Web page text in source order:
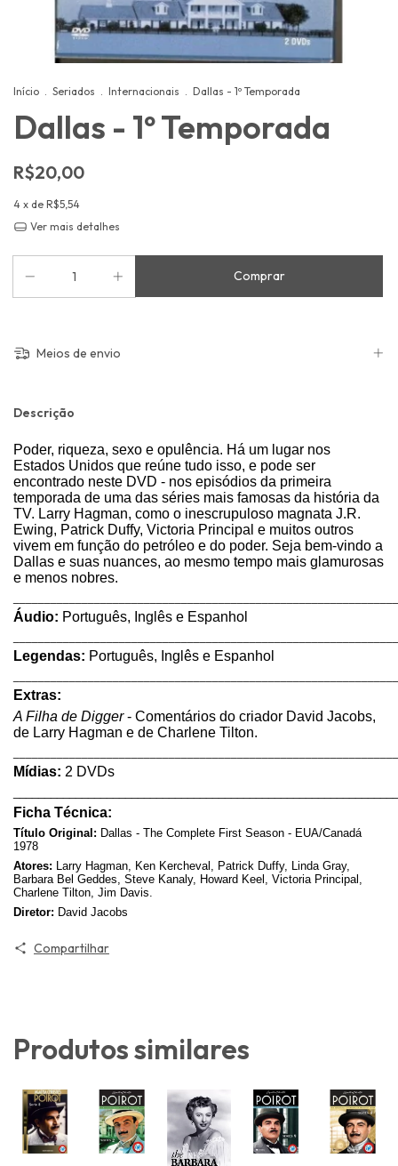
Início . Seriados . Internacionais . Dallas - 1º Temporada
Dallas - 1º Temporada
R$20,00
4 x de R$5,54
Ver mais detalhes
Meios de envio
Descrição
Poder, riqueza, sexo e opulência. Há um lugar nos
Estados Unidos que reúne tudo isso, e pode ser
encontrado neste DVD - nos episódios da primeira
temporada de uma das séries mais famosas da história da
TV. Larry Hagman, como o inescrupuloso magnata J.R.
Ewing, Patrick Duffy, Victoria Principal e muitos outros
vivem em função do petróleo e do poder. Seja bem-vindo a
Dallas e suas nuances, ao mesmo tempo mais glamurosas
e menos nobres.
Áudio: Português, Inglês e Espanhol
Legendas: Português, Inglês e Espanhol
Extras:
A Filha de Digger- Comentários do criador David Jacobs,
de Larry Hagman e de Charlene Tilton.
Mídias: 2 DVDs
Ficha Técnica:
Título Original: Dallas - The Complete First Season - EUA/Canadá
1978
Atores:
Larry Hagman, Ken Kercheval, Patrick Duffy, Linda Gray,
Barbara Bel Geddes, Steve Kanaly, Howard Keel, Victoria Principal,
Charlene Tilton, Jim Davis.
Diretor: David Jacobs
Compartilhar
Produtos similares